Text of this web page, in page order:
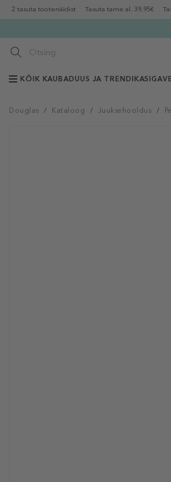
2 tasuta tootenäidist Tasuta tarne al. 39,95€
KÕIK KAUBADUUS JA TRENDIKAS
Douglas / Kataloog / Juuksehooldus /